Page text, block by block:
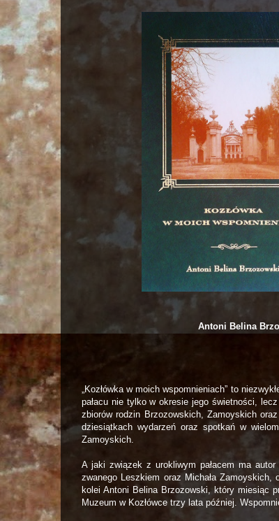
Antoni Belina
„Kozłówka w moich wspomnieniach” to
pałacu nie tylko w okresie jego świetności,
zbiorów rodzin Brzozowskich, Zamoyskich
dziesiątkach wydarzeń oraz spotkań w
Zamoyskich.
A jaki związek z urokliwym pałacem ma
zwanego Leszkiem oraz Michała Zamoyskich,
kolei Antoni Belina Brzozowski, który miesiąc
Muzeum w Kozłówce trzy lata później.